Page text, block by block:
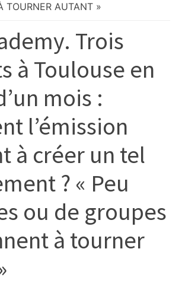
TOURNER AUTANT »
Trois
à Toulouse en
mois :
l’émission
à créer un tel
? « Peu
ou de groupes
à tourner